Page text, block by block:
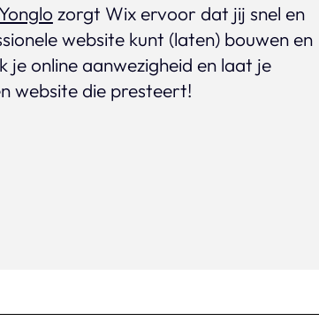
Yonglo zorgt Wix ervoor dat jij snel en
website kunt (laten) bouwen en
je online aanwezigheid en laat je
website die presteert!